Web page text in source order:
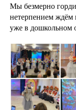
Мы безмерно
нетерпением ждём
уже в дошкольном